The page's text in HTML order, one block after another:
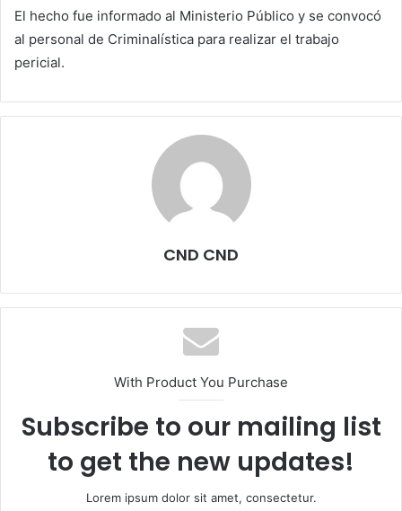
El hecho fue informado al Ministerio Público y se convocó
al personal de Criminalística para realizar el trabajo
pericial.
CND CND
With Product You Purchase
Subscribe to our mailing list
to get the new updates!
Lorem ipsum dolor sit amet, consectetur.